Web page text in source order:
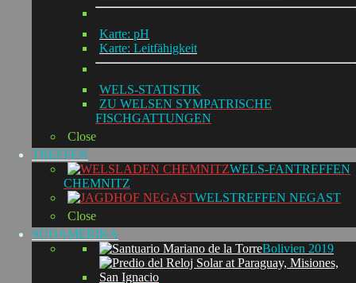
Karte: pH
Karte: Leitfähigkeit
WELS-STATISTIK
ZU WELSEN SYMPATRISCHE
FISCHGATTUNGEN
Close
TREFFEN
WELS-FANTREFFEN
CHEMNITZ
WELSTREFFEN NEGAST
Close
SÜDAMERIKA
Bolivien 2019